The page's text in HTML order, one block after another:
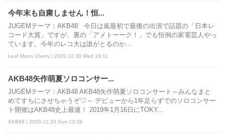
今年末も自粛しません！恒...
JUGEMテーマ：AKB48 今日は嵐最初で最後の出演で話題の「日本レ
コード大賞」ですが、裏の「アメトーーク！」でも恒例の家電芸人やっ
ています。今年のレコ大は誰がとるのか...
Leaf Moon Cherry | 2020.12.30 Wed 19:11
AKB48矢作萌夏ソロコンサー...
JUGEMテーマ：AKB48 AKB48矢作萌夏ソロコンサート～みんなまと
めてすちにさせちゃうぞ♡～ デビューから1年足らずでのソロコンサー
ト開催はAKB48史上最速！ 2019年1月16日にTOKY...
AKB48 | 2020.12.20 Sun 13:39